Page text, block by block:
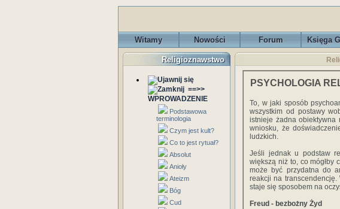
Witamy Nowości Forum Księga
Religioznawstwo
==>>
WPROWADZENIE
Podstawowa
terminologia
Czym jest kult?
Co to jest rytuał?
Absolut
Anioły
Ateizm
Bóg
Cud
PSYCHOLOGIA
To, w jaki sposób
wszystkim od postawy
istnieje żadna obiektywna
wniosku, że
ludzkich.
Jeśli jednak u podstaw
większą niż to, co mógłby
może być przydatna do
reakcji na
staje się sposobem na
Freud - bezbożny Żyd